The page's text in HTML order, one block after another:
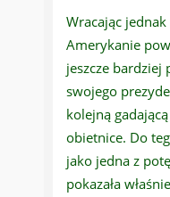
Wracając jednak
Amerykanie
jeszcze
swojego
kolejną
obietnice. Do
jako jedna z
pokazała